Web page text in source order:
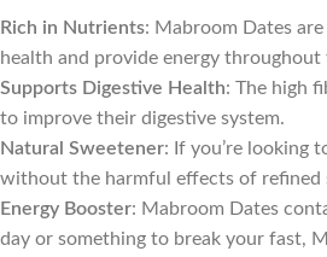
Rich in Nutrients: Mabroom Dates
health and provide energy throughout
Supports Digestive Health: The high
to improve their digestive system.
Natural Sweetener: If you’re looking
without the harmful effects of refined
Energy Booster: Mabroom Dates
day or something to break your fast,